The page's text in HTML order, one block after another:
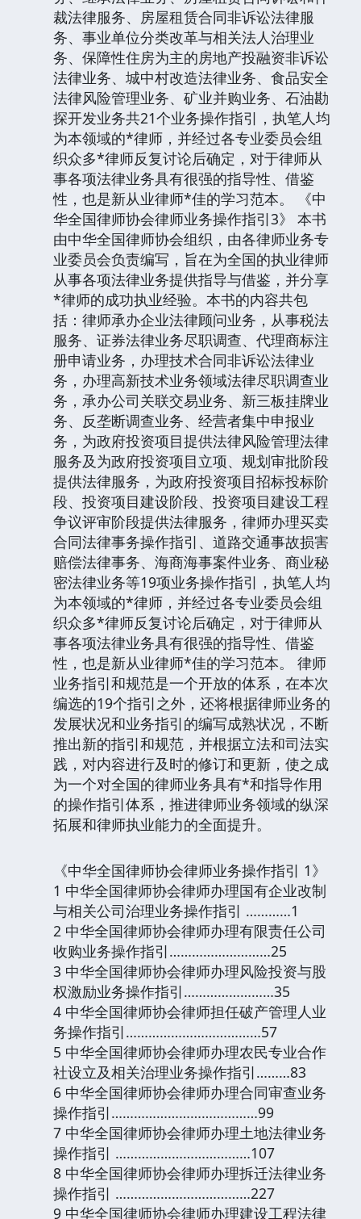
裁法律服务、房屋租赁合同非诉讼法律服
务、事业单位分类改革与相关法人治理业
务、保障性住房为主的房地产投融资非诉讼
法律业务、城中村改造法律业务、食品安全
法律风险管理业务、矿业并购业务、石油勘
探开发业务共21个业务操作指引，执笔人均
为本领域的*律师，并经过各专业委员会组
织众多*律师反复讨论后确定，对于律师从
事各项法律业务具有很强的指导性、借鉴
性，也是新从业律师*佳的学习范本。 《中
华全国律师协会律师业务操作指引3》 本书
由中华全国律师协会组织，由各律师业务专
业委员会负责编写，旨在为全国的执业律师
从事各项法律业务提供指导与借鉴，并分享
*律师的成功执业经验。本书的内容共包
括：律师承办企业法律顾问业务，从事税法
服务、证券法律业务尽职调查、代理商标注
册申请业务，办理技术合同非诉讼法律业
务，办理高新技术业务领域法律尽职调查业
务，承办公司关联交易业务、新三板挂牌业
务、反垄断调查业务、经营者集中申报业
务，为政府投资项目提供法律风险管理法律
服务及为政府投资项目立项、规划审批阶段
提供法律服务，为政府投资项目招标投标阶
段、投资项目建设阶段、投资项目建设工程
争议评审阶段提供法律服务，律师办理买卖
合同法律事务操作指引、道路交通事故损害
赔偿法律事务、海商海事案件业务、商业秘
密法律业务等19项业务操作指引，执笔人均
为本领域的*律师，并经过各专业委员会组
织众多*律师反复讨论后确定，对于律师从
事各项法律业务具有很强的指导性、借鉴
性，也是新从业律师*佳的学习范本。 律师
业务指引和规范是一个开放的体系，在本次
编选的19个指引之外，还将根据律师业务的
发展状况和业务指引的编写成熟状况，不断
推出新的指引和规范，并根据立法和司法实
践，对内容进行及时的修订和更新，使之成
为一个对全国的律师业务具有*和指导作用
的操作指引体系，推进律师业务领域的纵深
拓展和律师执业能力的全面提升。
《中华全国律师协会律师业务操作指引 1》
1 中华全国律师协会律师办理国有企业改制
与相关公司治理业务操作指引 …………1
2 中华全国律师协会律师办理有限责任公司
收购业务操作指引………………………25
3 中华全国律师协会律师办理风险投资与股
权激励业务操作指引……………………35
4 中华全国律师协会律师担任破产管理人业
务操作指引………………………………57
5 中华全国律师协会律师办理农民专业合作
社设立及相关治理业务操作指引………83
6 中华全国律师协会律师办理合同审查业务
操作指引…………………………………99
7 中华全国律师协会律师办理土地法律业务
操作指引 ………………………………107
8 中华全国律师协会律师办理拆迁法律业务
操作指引 ………………………………227
9 中华全国律师协会律师办理建设工程法律